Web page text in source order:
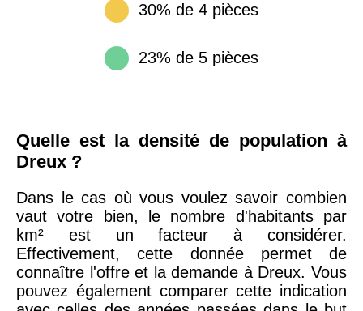
30% de 4 pièces
23% de 5 pièces
Quelle est la densité de population à
Dreux ?
Dans le cas où vous voulez savoir combien
vaut votre bien, le nombre d'habitants par
km² est un facteur à considérer.
Effectivement, cette donnée permet de
connaître l'offre et la demande à Dreux. Vous
pouvez également comparer cette indication